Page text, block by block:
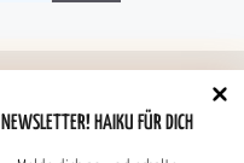
NEWSLETTER! HAIKU FÜR DICH